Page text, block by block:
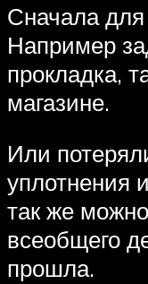
Сначала для
Например
прокладка,
магазине.
Или
уплотнения
так же
всеобщего
прошла.